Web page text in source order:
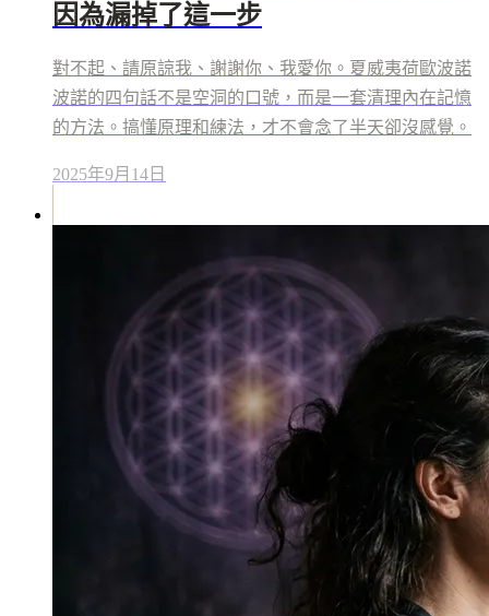
因為漏掉了這一步
對不起、請原諒我、謝謝你、我愛你。夏威夷荷歐波諾
波諾的四句話不是空洞的口號，而是一套清理內在記憶
的方法。搞懂原理和練法，才不會念了半天卻沒感覺。
2025年9月14日